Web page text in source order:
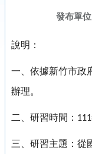
發布單位
說明：
一、依據新竹市政
辦理。
二、研習時間： 111
三、研習主題：從